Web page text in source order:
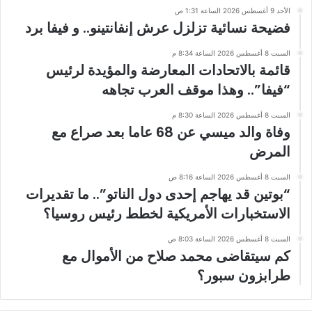
الأحد 9 أغسطس 2026 الساعة 1:31 ص
فضيحة نسائية تزلزل عرش إنفانتينو.. و فيفا برد
السبت 8 أغسطس 2026 الساعة 8:34 م
قائمة بالاتحادات المعارضة والمؤيدة لرئيس
“فيفا”.. وهذا موقف العرب تجاهه
السبت 8 أغسطس 2026 الساعة 8:30 م
وفاة والد ميسي عن 68 عاما بعد صراع مع
المرض
السبت 8 أغسطس 2026 الساعة 8:16 ص
“بوتين قد يهاجم إحدى دول الناتو”.. ما تقديرات
الاستخبارات الأمريكية لخطط رئيس روسيا؟
السبت 8 أغسطس 2026 الساعة 8:03 ص
كم سيتقاضى محمد صلاح من الأموال مع
طرابزون سبور؟